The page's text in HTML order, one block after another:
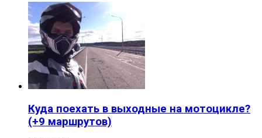
Куда поехать в выходные на мотоцикле?
(+9 маршрутов)